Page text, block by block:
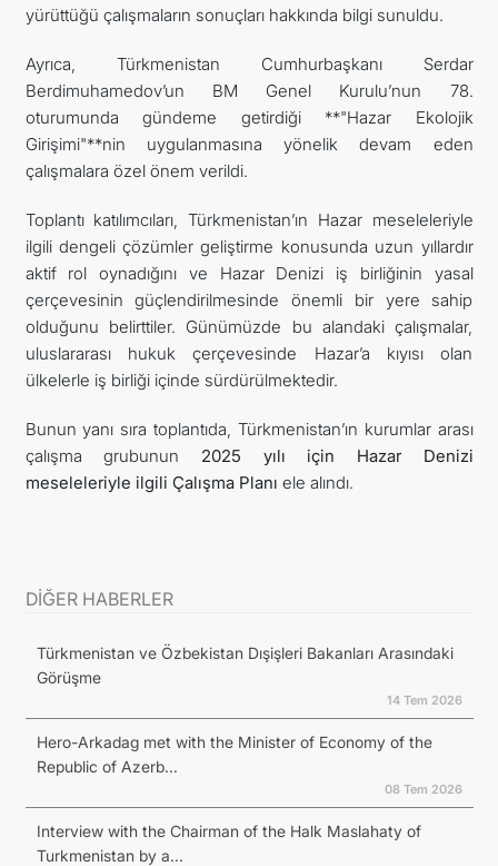
yürüttüğü çalışmaların sonuçları hakkında bilgi sunuldu.
Ayrıca, Türkmenistan Cumhurbaşkanı Serdar
Berdimuhamedov’un BM Genel Kurulu’nun 78.
oturumunda gündeme getirdiği **"Hazar Ekolojik
Girişimi"**nin uygulanmasına yönelik devam eden
çalışmalara özel önem verildi.
Toplantı katılımcıları, Türkmenistan’ın Hazar meseleleriyle
ilgili dengeli çözümler geliştirme konusunda uzun yıllardır
aktif rol oynadığını ve Hazar Denizi iş birliğinin yasal
çerçevesinin güçlendirilmesinde önemli bir yere sahip
olduğunu belirttiler. Günümüzde bu alandaki çalışmalar,
uluslararası hukuk çerçevesinde Hazar’a kıyısı olan
ülkelerle iş birliği içinde sürdürülmektedir.
Bunun yanı sıra toplantıda, Türkmenistan’ın kurumlar arası
çalışma grubunun 2025 yılı için Hazar Denizi
meseleleriyle ilgili Çalışma Planı ele alındı.
DİĞER HABERLER
Türkmenistan ve Özbekistan Dışişleri Bakanları Arasındaki
Görüşme
14 Tem 2026
Hero-Arkadag met with the Minister of Economy of the
Republic of Azerb...
08 Tem 2026
Interview with the Chairman of the Halk Maslahaty of
Turkmenistan by a...